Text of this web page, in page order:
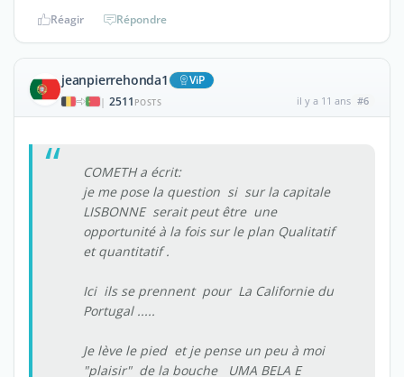
Réagir Répondre
jeanpierrehonda1 ViP
| 2511 POSTS il y a 11 ans #6
COMETH a écrit:
je me pose la question si sur la capitale
LISBONNE serait peut être une
opportunité à la fois sur le plan Qualitatif
et quantitatif .
Ici ils se prennent pour La Californie du
Portugal .....
Je lève le pied et je pense un peu à moi
"plaisir" de la bouche UMA BELA E